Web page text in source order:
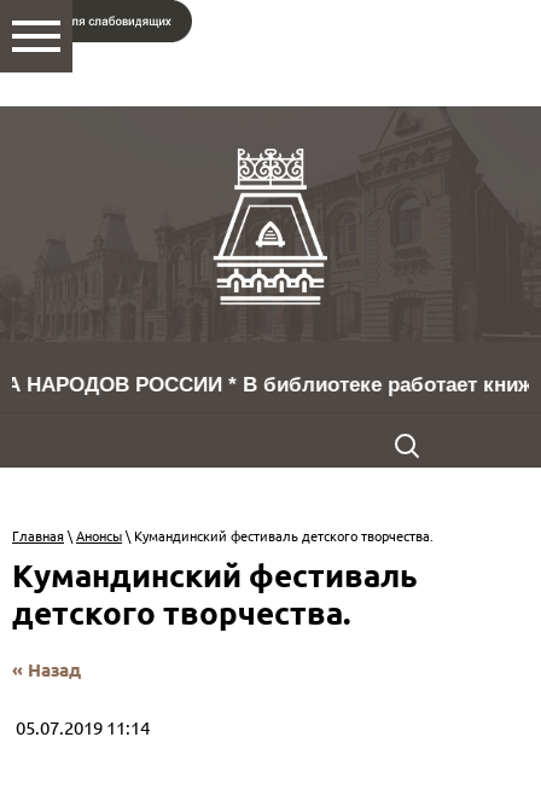
РОССИИ * В библиотеке работает книжная
Главная\ Анонсы\ Кумандинский фестиваль детского творчества.
Кумандинский фестиваль
детского творчества.
« Назад
05.07.2019 11:14